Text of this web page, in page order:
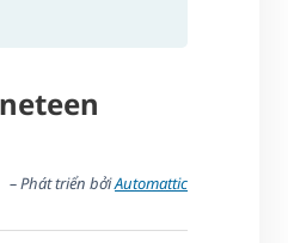
– Phát triển bởiAutomattic